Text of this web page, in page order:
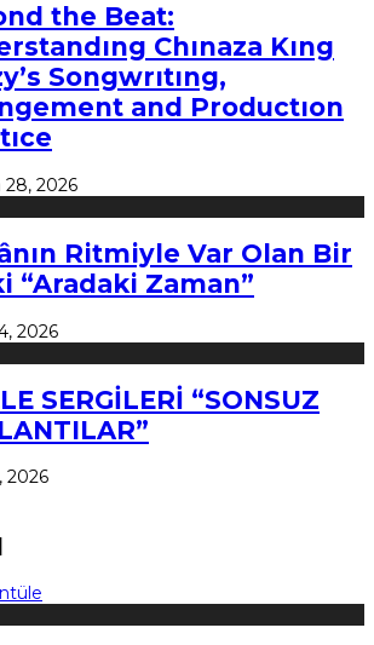
the Beat:
Chınaza Kıng
Songwrıtıng,
and Productıon
28, 2026
Ritmiyle Var Olan Bir
“Aradaki Zaman”
2026
SERGİLERİ “SONSUZ
2026